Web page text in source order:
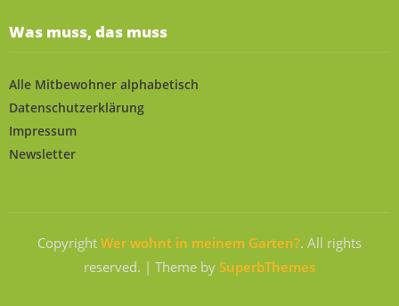
Was muss, das muss
Alle Mitbewohner alphabetisch
Datenschutzerklärung
Impressum
Newsletter
Copyright Wer wohnt in meinem Garten?. All rights
reserved. | Theme by SuperbThemes